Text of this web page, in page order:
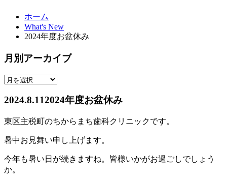
ホーム
What's New
2024年度お盆休み
月別アーカイブ
2024.8.112024年度お盆休み
東区主税町のちからまち歯科クリニックです。
暑中お見舞い申し上げます。
今年も暑い日が続きますね。皆様いかがお過ごしでしょう
か。